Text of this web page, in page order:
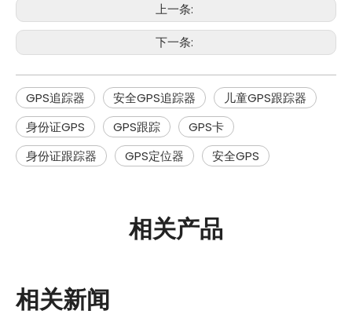
上一条:
下一条:
GPS追踪器 安全GPS追踪器
儿童GPS跟踪器
身份证GPS
GPS跟踪
GPS卡
身份证跟踪器
GPS定位器 安全GPS
相关产品
相关新闻